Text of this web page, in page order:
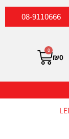
08-9110666
₪0
0